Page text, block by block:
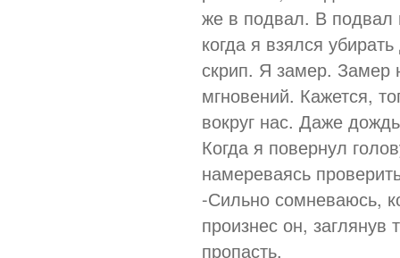
же в подвал. В подвал
когда я взялся
скрип. Я замер. Замер
мгновений. Кажется,
вокруг нас. Даже
Когда я повернул
намереваясь
-Сильно сомневаюсь,
произнес он,
пропасть.